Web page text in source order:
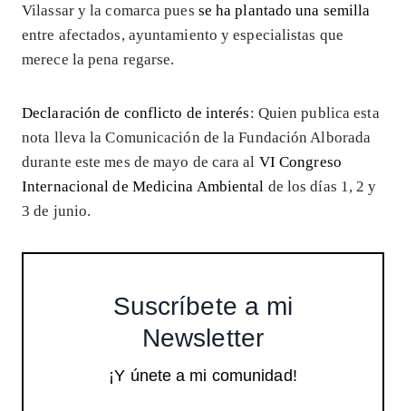
Vilassar y la comarca pues se ha plantado una semilla
entre afectados, ayuntamiento y especialistas que
merece la pena regarse.
Declaración de conflicto de interés: Quien publica esta
nota lleva la Comunicación de la Fundación Alborada
durante este mes de mayo de cara al VI Congreso
Internacional de Medicina Ambiental de los días 1, 2 y
3 de junio.
Suscríbete a mi
Newsletter
¡Y únete a mi comunidad!